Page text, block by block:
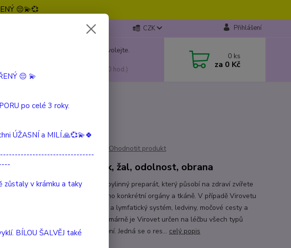
😔💫💞
CZK Přihlášení
Nevíte si rady? Zavolejte.
(Po-Pá, 10:00-15:00 hod.)
0 ks
za 0 Kč
Ohodnotit produkt
30ml, smutek, žal, odolnost, obrana
Virovet je přírodní bylinný preparát, který působí na zdraví zvířete
tak, že stimuluje jeho konkrétní orgány a tkáně. V případě Virovetu
se jedná o imunitní a lymfatický systém, ledviny, močové cesty a
pohlavní orgány.Primárně je Virovet určen na léčbu všech typů
virových onemocnění. Jedná se o res... celý popis
😔 💫
po celé 3 roky.
ÚŽASNÍ a MILÍ.🙏💞💫🍀
v krámku a taky
BÍLOU ŠALVĚJ také